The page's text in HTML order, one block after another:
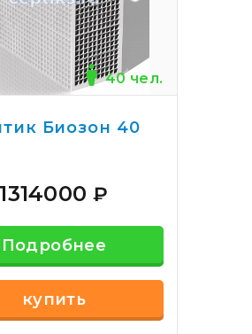
40 чел.
Биозон 40
1314000₽
Подробнее
купить